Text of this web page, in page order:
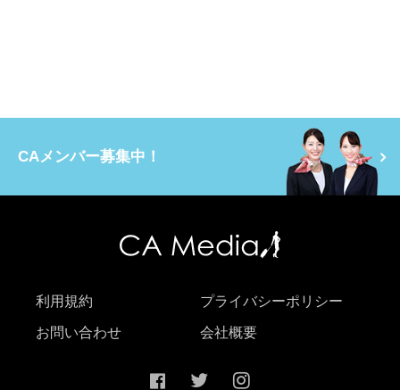
CAメンバー募集中！
利用規約 プライバシーポリシー
お問い合わせ 会社概要